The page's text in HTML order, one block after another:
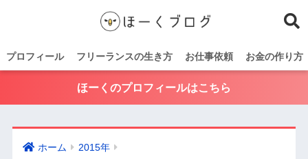
プロフィール フリーランスの生き方 お仕事依頼 お金の作り方
ほーくのプロフィールはこちら
ホーム 2015年